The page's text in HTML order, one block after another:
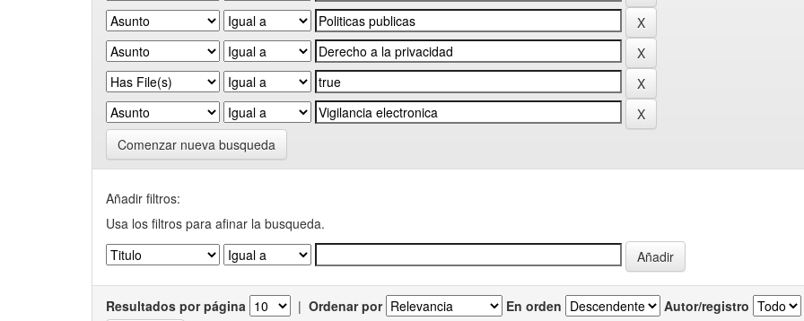
Comenzar nueva busqueda
Añadir filtros:
Usa los filtros para afinar la busqueda.
Resultados por página | Ordenar por En orden Autor/registro